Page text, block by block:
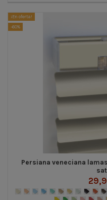
¡En oferta!
-60%
Persiana veneciana